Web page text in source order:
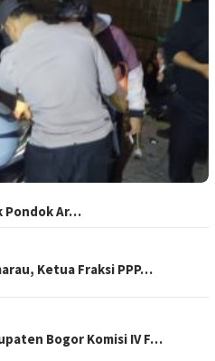
Pondok Ar…
Ketua Fraksi PPP…
Bogor Komisi IV F…